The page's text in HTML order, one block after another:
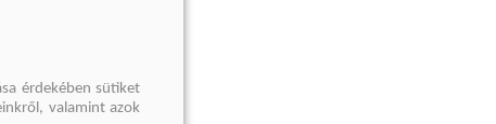
érdekében sütiket
valamint azok